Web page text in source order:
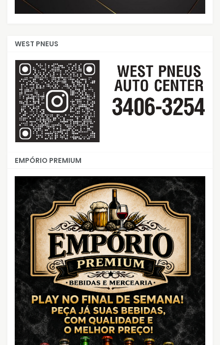
WEST PNEUS
EMPÓRIO PREMIUM